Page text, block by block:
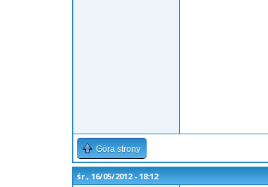
Góra strony
śr., 16/05/2012 - 18:12